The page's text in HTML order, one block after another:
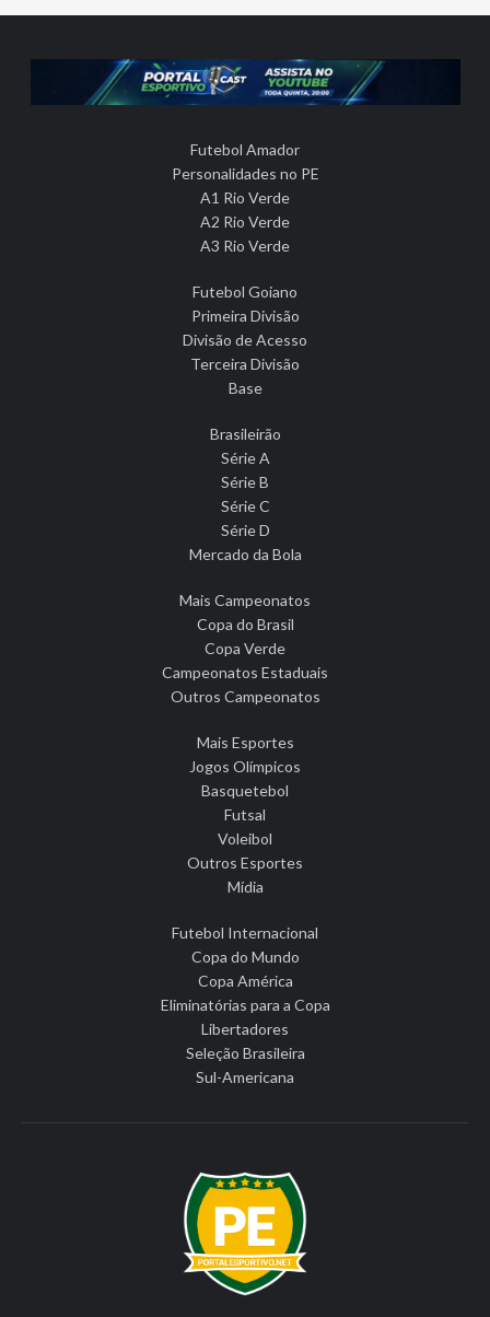
Futebol Amador
Personalidades no PE
A1 Rio Verde
A2 Rio Verde
A3 Rio Verde
Futebol Goiano
Primeira Divisão
Divisão de Acesso
Terceira Divisão
Base
Brasileirão
Série A
Série B
Série C
Série D
Mercado da Bola
Mais Campeonatos
Copa do Brasil
Copa Verde
Campeonatos Estaduais
Outros Campeonatos
Mais Esportes
Jogos Olímpicos
Basquetebol
Futsal
Voleibol
Outros Esportes
Mídia
Futebol Internacional
Copa do Mundo
Copa América
Eliminatórias para a Copa
Libertadores
Seleção Brasileira
Sul-Americana